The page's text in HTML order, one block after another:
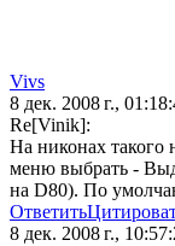
Vivs
8 дек. 2008 г.,
Re[Vinik]:
На никонах такого
меню выбрать -
на D80). По
Ответить
8 дек. 2008 г.,